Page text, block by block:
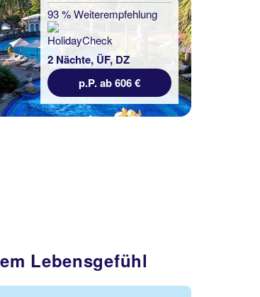
93 % Weiterempfehlung
2 Nächte, ÜF, DZ
p.P. ab 606 €
Lebensgefühl